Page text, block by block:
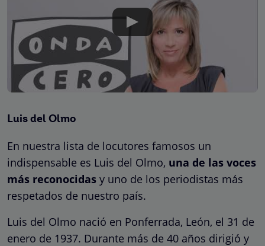
Luis del Olmo
En nuestra lista de locutores famosos un
indispensable es Luis del Olmo, una de las voces
más reconocidas y uno de los periodistas más
respetados de nuestro país.
Luis del Olmo nació en Ponferrada, León, el 31 de
enero de 1937. Durante más de 40 años dirigió y